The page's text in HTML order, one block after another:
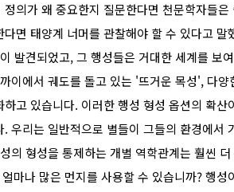
의가 왜 중요한지 질문한다면 천문학자들은
면 태양계 너머를 관찰해야 할 수 있다고 말
발견되었고, 그 행성들은 거대한 세계를 보
에서 궤도를 돌고 있는 '뜨거운 목성', 다양
고 있습니다. 이러한 행성 형성 옵션의 확산
우리는 일반적으로 별들이 그들의 환경에서
의 형성을 통제하는 개별 역학관계는 훨씬
마나 많은 먼지를 사용할 수 있습니까? 행성